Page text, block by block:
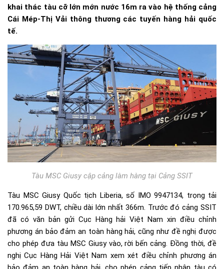
khai thác tàu cỡ lớn mớn nước 16m ra vào hệ thống cảng
Cái Mép-Thị Vải thông thương các tuyến hàng hải quốc
tế.
Tàu MSC Giusy cập cảng làm hàng tại Cảng SSIT
Tàu MSC Giusy Quốc tịch Liberia, số IMO 9947134, trọng tải
170.965,59 DWT, chiều dài lớn nhất 366m. Trước đó cảng SSIT
đã có văn bản gửi Cục Hàng hải Việt Nam xin điều chỉnh
phương án bảo đảm an toàn hàng hải, cũng như đề nghị được
cho phép đưa tàu MSC Giusy vào, rời bến cảng. Đồng thời, đề
nghị Cục Hàng Hải Việt Nam xem xét điều chỉnh phương án